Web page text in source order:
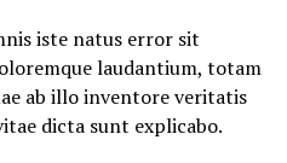
iste natus error sit
laudantium, totam
ab illo inventore veritatis
dicta sunt explicabo.